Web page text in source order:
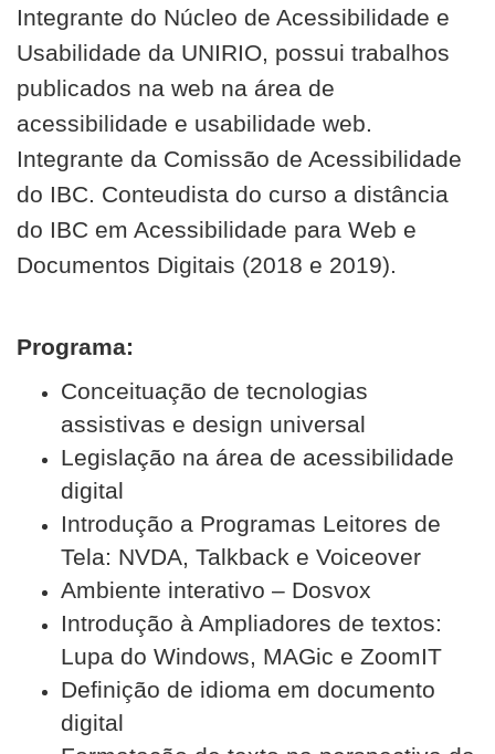
Integrante do Núcleo de Acessibilidade e
Usabilidade da UNIRIO, possui trabalhos
publicados na web na área de
acessibilidade e usabilidade web.
Integrante da Comissão de Acessibilidade
do IBC. Conteudista do curso a distância
do IBC em Acessibilidade para Web e
Documentos Digitais (2018 e 2019).
Programa:
Conceituação de tecnologias
assistivas e design universal
Legislação na área de acessibilidade
digital
Introdução a Programas Leitores de
Tela: NVDA, Talkback e Voiceover
Ambiente interativo – Dosvox
Introdução à Ampliadores de textos:
Lupa do Windows, MAGic e ZoomIT
Definição de idioma em documento
digital